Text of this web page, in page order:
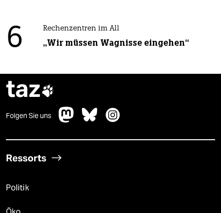
6 Rechenzentren im All
„Wir müssen Wagnisse eingehen“
taz
Folgen Sie uns
Ressorts
Politik